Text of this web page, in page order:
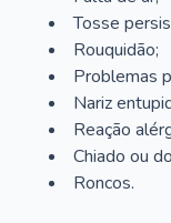
Tosse
Rouquidão;
Problemas
Nariz
Reação
Chiado ou
Roncos.